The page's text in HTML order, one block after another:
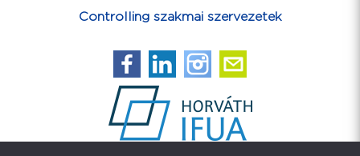
Controlling szakmai szervezetek